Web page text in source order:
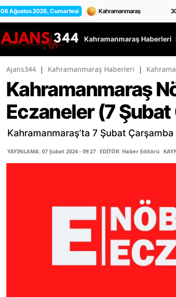
08 Ağustos 2026, Cumartesi
Kahramanmaraş Haberleri
Ajans344 | Kahramanmaraş Haberleri |
Kahramanmaraş
Eczaneler (7
Kahramanmaraş’ta 7 Şubat
YAYINLAMA: 07 Şubat 2024 - 09:27 EDİTÖR: Haber Editörü